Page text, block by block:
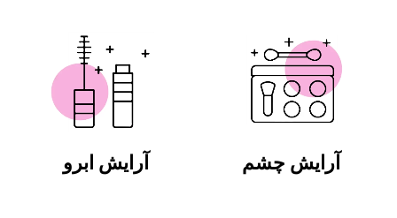
آرایش چشم آرایش ابرو